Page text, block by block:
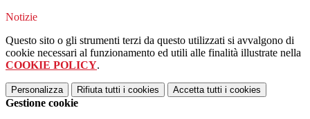
Notizie
Questo sito o gli strumenti terzi da questo utilizzati si avvalgono di
cookie necessari al funzionamento ed utili alle finalità illustrate nella
COOKIE POLICY.
Personalizza Rifiuta tutti i cookies Accetta tutti i cookies
Gestione cookie